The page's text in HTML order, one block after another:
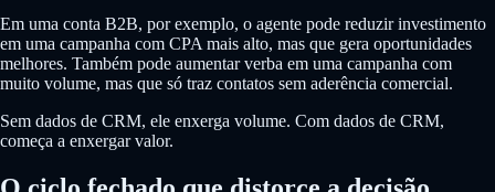
Em uma conta B2B, por exemplo, o agente pode reduzir investimento
em uma campanha com CPA mais alto, mas que gera oportunidades
melhores. Também pode aumentar verba em uma campanha com
muito volume, mas que só traz contatos sem aderência comercial.
Sem dados de CRM, ele enxerga volume. Com dados de CRM,
começa a enxergar valor.